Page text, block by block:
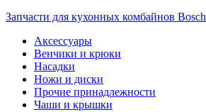
Запчасти для кухонных комбайнов Bosch
Аксессуары
Венчики и крюки
Насадки
Ножи и диски
Прочие принадлежности
Чаши и крышки